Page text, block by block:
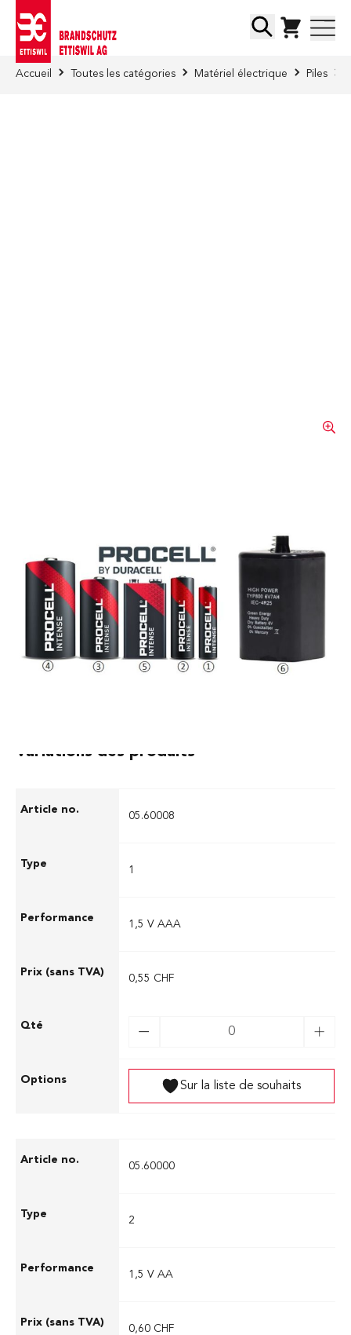
Chercher
Accueil Toutes les catégories Matériel électrique Piles
Conçues par des experts pour des
performances durables dans les appareils
professionnels à forte consommation
d'énergie.
Variations des produits
05.60008
1
1,5 V AAA
0,55 CHF
Sur la liste de souhaits
05.60000
2
1,5 V AA
0,60 CHF